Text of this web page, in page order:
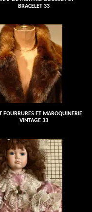
BRACELET 33
FOURRURES ET MAROQUINERIE
VINTAGE 33